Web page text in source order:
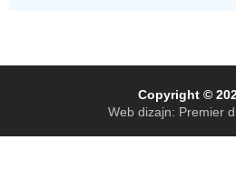
Copyright ©
Web dizajn: Premier